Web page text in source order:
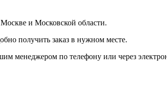
и Московской области.
получить заказ в нужном месте.
менеджером по телефону или через